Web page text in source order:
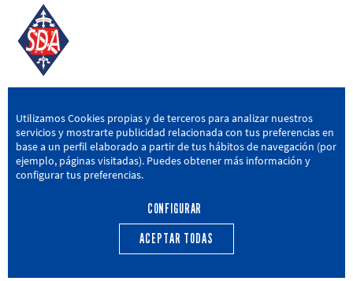
SD AMOREBIETA
San Miguel Kalea, 16, 48340 Amorebieta, Bizkaia
946 604 751 | sda@sdamorebieta.eus
CANTERA ACTUALIDAD
Utilizamos Cookies propias y de terceros para analizar nuestros
servicios y mostrarte publicidad relacionada con tus preferencias en
base a un perfil elaborado a partir de tus hábitos de navegación (por
ejemplo, páginas visitadas). Puedes obtener más información y
configurar tus preferencias.
CONFIGURAR
ACEPTAR TODAS